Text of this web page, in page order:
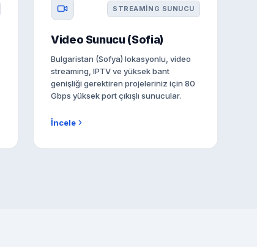
STREAMING SUNUCU
Video Sunucu (Sofia)
Bulgaristan (Sofya) lokasyonlu, video
streaming, IPTV ve yüksek bant
genişliği gerektiren projeleriniz için 80
Gbps yüksek port çıkışlı sunucular.
İncele